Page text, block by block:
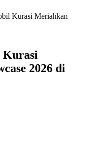
Kurasi Meriahkan
Kurasi
2026 di